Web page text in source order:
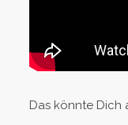
Das könnte Dich